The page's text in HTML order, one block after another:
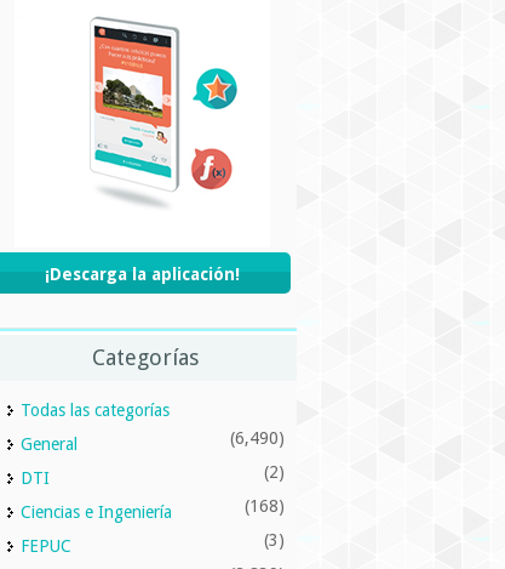
¡Descarga la aplicación!
Categorías
Todas las categorías
General
(6,490)
DTI (2)
Ciencias e Ingeniería (168)
FEPUC (3)